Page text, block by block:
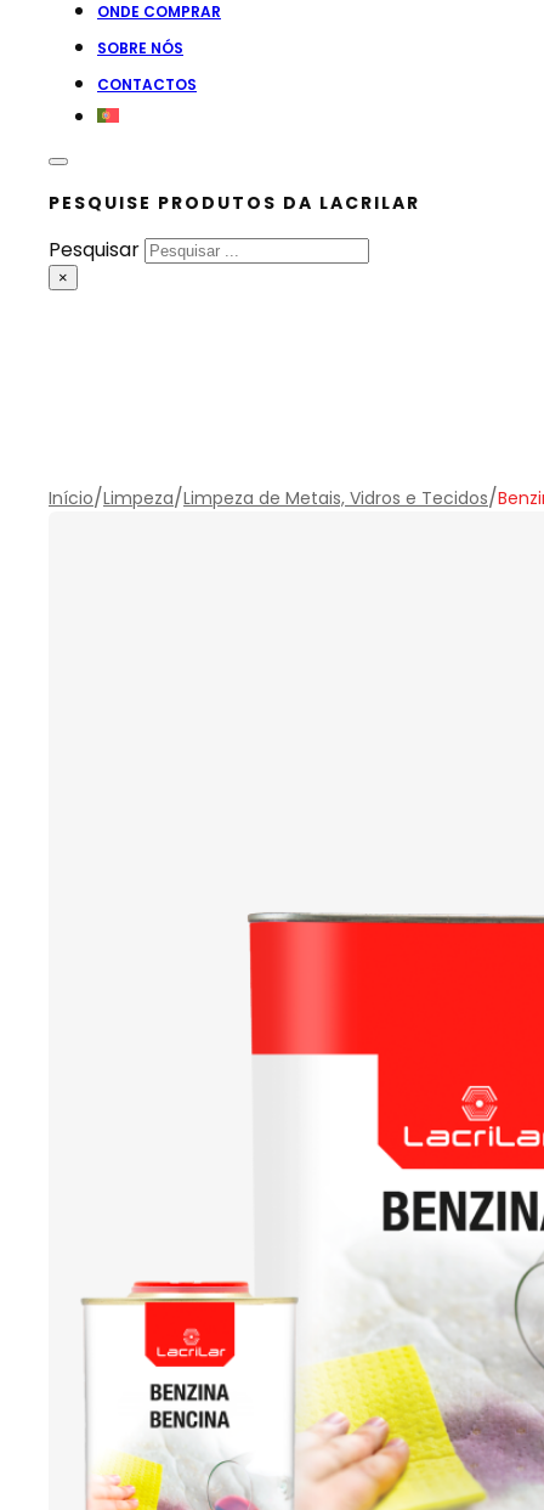
ONDE COMPRAR
SOBRE NÓS
CONTACTOS
PESQUISE PRODUTOS DA LACRILAR
Pesquisar
×
Início/Limpeza/Limpeza de Metais, Vidros e Tecidos/